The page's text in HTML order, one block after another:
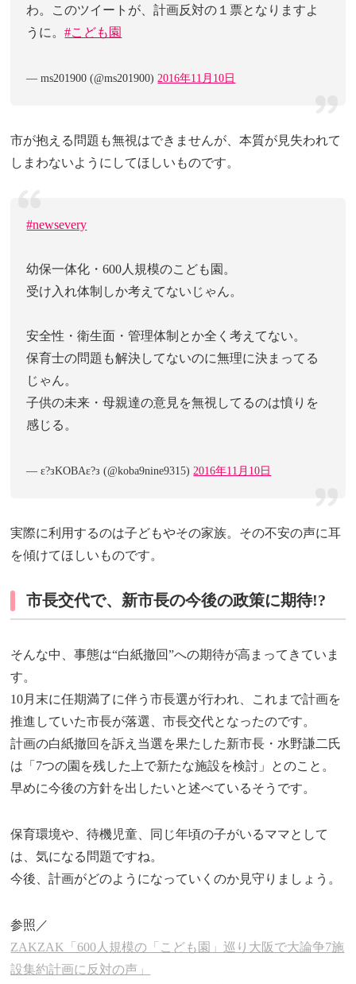
わ。このツイートが、計画反対の１票となりますよ
うに。#こども園
— ms201900 (@ms201900)2016年11月10日
市が抱える問題も無視はできませんが、本質が見失われて
しまわないようにしてほしいものです。
#newsevery
幼保一体化・600人規模のこども園。
受け入れ体制しか考えてないじゃん。
安全性・衛生面・管理体制とか全く考えてない。
保育士の問題も解決してないのに無理に決まってる
じゃん。
子供の未来・母親達の意見を無視してるのは憤りを
感じる。
— ε?зKOBAε?з (@koba9nine9315)2016年11月10日
実際に利用するのは子どもやその家族。その不安の声に耳
を傾けてほしいものです。
市長交代で、新市長の今後の政策に期待!?
そんな中、事態は“白紙撤回”への期待が高まってきていま
す。
10月末に任期満了に伴う市長選が行われ、これまで計画を
推進していた市長が落選、市長交代となったのです。
計画の白紙撤回を訴え当選を果たした新市長・水野謙二氏
は「7つの園を残した上で新たな施設を検討」とのこと。
早めに今後の方針を出したいと述べているそうです。
保育環境や、待機児童、同じ年頃の子がいるママとして
は、気になる問題ですね。
今後、計画がどのようになっていくのか見守りましょう。
参照／
ZAKZAK「600人規模の「こども園」巡り大阪で大論争7施
設集約計画に反対の声」